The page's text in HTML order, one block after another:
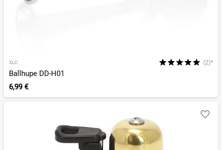
XLC (2)*
Ballhupe DD-H01
6,99 €